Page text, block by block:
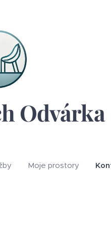
Odvárka
Moje prostory